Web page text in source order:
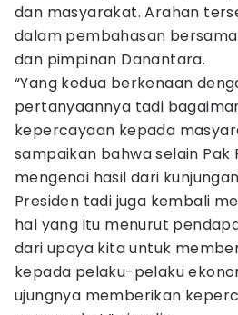
dan masyarakat. Arahan
dalam pembahasan
dan pimpinan Danantara.
“Yang kedua berkenaan
pertanyaannya tadi
kepercayaan kepada
sampaikan bahwa selain Pak
mengenai hasil dari
Presiden tadi juga kembali
hal yang itu menurut
dari upaya kita untuk
kepada pelaku-pelaku
ujungnya memberikan